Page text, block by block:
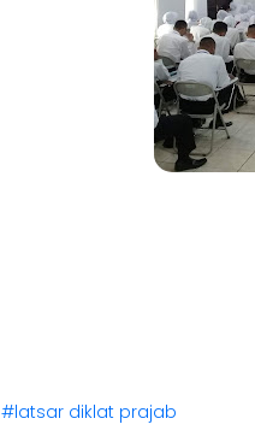
#latsar diklat prajab